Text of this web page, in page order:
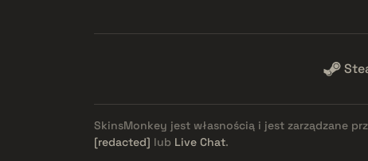
SkinsMonkey jest własnością i jest zarządzane
[redacted] lub Live Chat.